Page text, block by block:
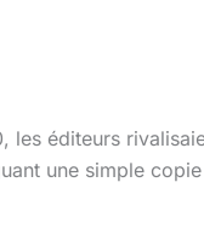
les éditeurs
une simple